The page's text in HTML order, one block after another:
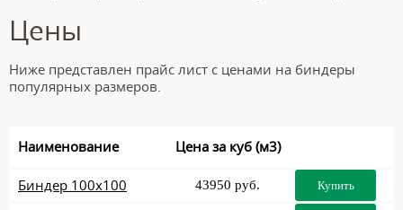
Цены
Ниже представлен прайс лист с ценами на биндеры
популярных размеров.
Наименование Цена за куб (м3)
Биндер 100x100 43950 руб. Купить